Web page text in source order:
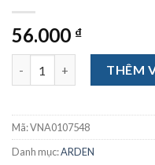
56.000 ₫
Mũi thẳng TCT mãTHÊM
Mã:VNA0107548
Danh mục:ARDEN